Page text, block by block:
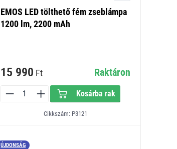
EMOS LED tölthető fém zseblámpa
1200 lm, 2200 mAh
15 990 Ft Raktáron
Kosárba rak
Cikkszám: P3121
ÚJDONSÁG